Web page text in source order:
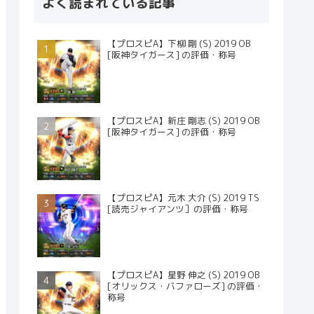
【プロスピA】下柳 剛 (S) 2019 OB
[阪神タイガース] の評価・称号
【プロスピA】新庄 剛志 (S) 2019 OB
[阪神タイガース] の評価・称号
【プロスピA】元木 大介 (S) 2019 TS
[読売ジャイアンツ］の評価・称号
【プロスピA】星野 伸之 (S) 2019 OB
[オリックス・バファローズ] の評価・
称号